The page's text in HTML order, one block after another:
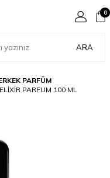
ARA
0
PARFÜM
PARFUM 100 ML